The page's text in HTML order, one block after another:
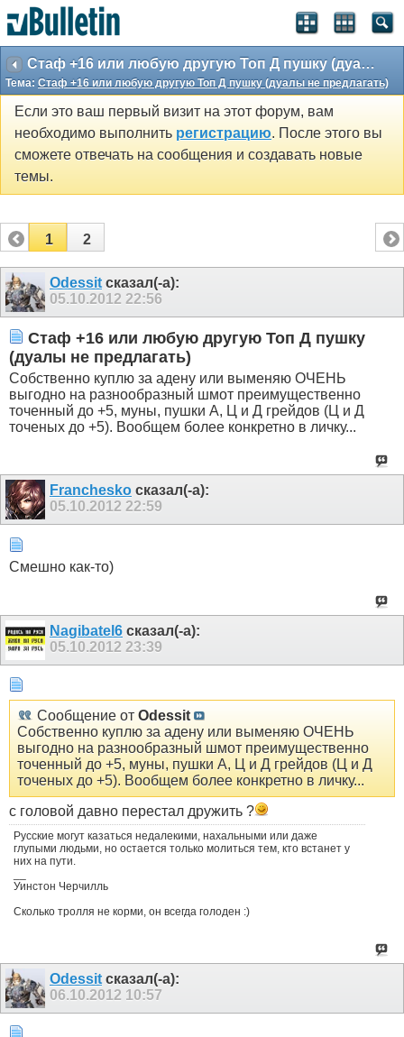
Стаф +16 или любую другую Топ Д пушку (дуалы не предлагать)
Тема: Стаф +16 или любую другую Топ Д пушку (дуалы не предлагать)
Если это ваш первый визит на этот форум, вам
необходимо выполнить регистрацию. После этого вы
сможете отвечать на сообщения и создавать новые
темы.
1 2
Odessit сказал(-а):
05.10.2012 22:56
Стаф +16 или любую другую Топ Д пушку
(дуалы не предлагать)
Собственно куплю за адену или выменяю ОЧЕНЬ
выгодно на разнообразный шмот преимущественно
точенный до +5, муны, пушки А, Ц и Д грейдов (Ц и Д
точеных до +5). Вообщем более конкретно в личку...
Franchesko сказал(-а):
05.10.2012 22:59
Смешно как-то)
Nagibatel6 сказал(-а):
05.10.2012 23:39
Сообщение от Odessit
Собственно куплю за адену или выменяю ОЧЕНЬ
выгодно на разнообразный шмот преимущественно
точенный до +5, муны, пушки А, Ц и Д грейдов (Ц и Д
точеных до +5). Вообщем более конкретно в личку...
с головой давно перестал дружить ?
Русские могут казаться недалекими, нахальными или даже
глупыми людьми, но остается только молиться тем, кто встанет у
них на пути.
Уинстон Черчилль
Сколько тролля не корми, он всегда голоден :)
Odessit сказал(-а):
06.10.2012 10:57